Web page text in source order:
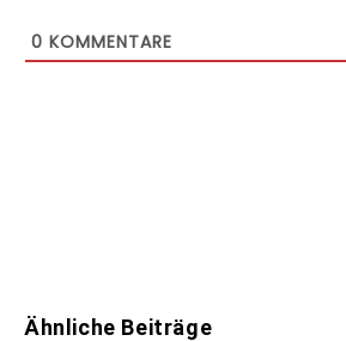
0 KOMMENTARE
Ähnliche Beiträge